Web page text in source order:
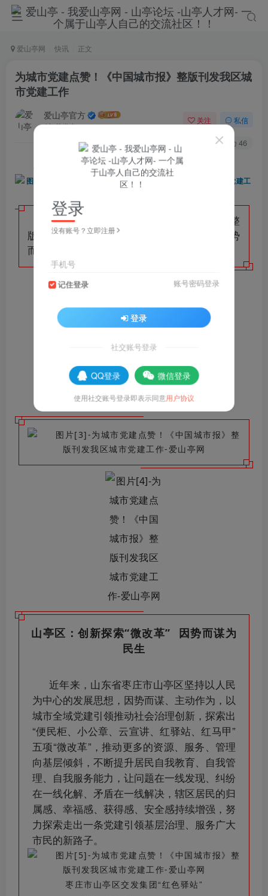
爱山亭网 快讯 正文
为城市党建点赞！《中国城市报》整版刊发我区城
市党建工作
爱山亭官方
4年前发布
关注 私信
186 46
“山亭快报”
7月4日，《中国城市报》（第14版）整
版刊发《山亭区：创新探索“微改革” 因势
而谋为民生》，点赞我区城市党建工作。
山亭区：创新探索“微改革” 因势而谋为
民生
近年来，山东省枣庄市山亭区坚持以人民
为中心的发展思想，因势而谋、主动作为，以
城市全域党建引领推动社会治理创新，探索出
“便民柜、小公章、云宣讲、红驿站、红马甲”
五项“微改革”，推动更多的资源、服务、管理
向基层倾斜，不断提升居民自我教育、自我管
理、自我服务能力，让问题在一线发现、纠纷
在一线化解、矛盾在一线解决，辖区居民的归
属感、幸福感、获得感、安全感持续增强，努
力探索走出一条党建引领基层治理、服务广大
市民的新路子。
枣庄市山亭区交发集团“红色驿站”
登录
没有账号？立即注册
手机号
记住登录 账号密码登录
登录
社交账号登录
QQ登录 微信登录
使用社交账号登录即表示同意用户协议